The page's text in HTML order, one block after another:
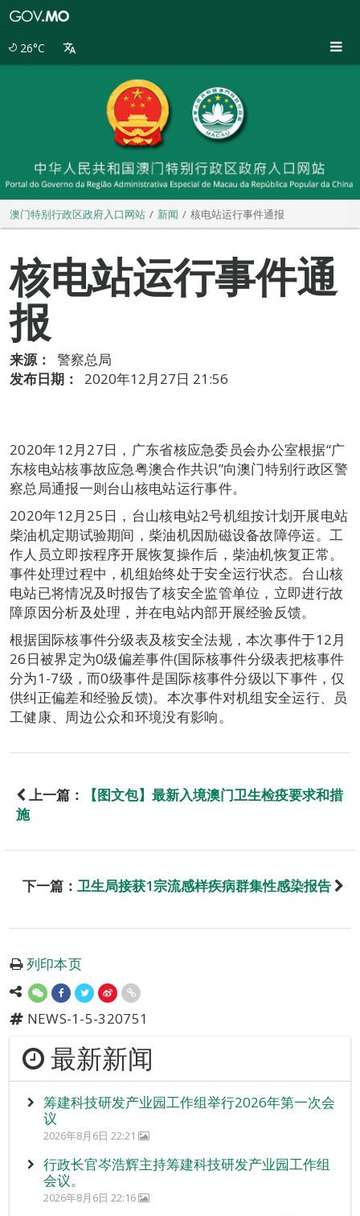
26°C
澳门特别行政区政府入口网站 新闻 核电站运行事件通报
核电站运行事件通
报
来源：
警察总局
发布日期：
2020年12月27日 21:56
2020年12月27日，广东省核应急委员会办公室根据“广
东核电站核事故应急粤澳合作共识”向澳门特别行政区警
察总局通报一则台山核电站运行事件。
2020年12月25日，台山核电站2号机组按计划开展电站
柴油机定期试验期间，柴油机因励磁设备故障停运。工
作人员立即按程序开展恢复操作后，柴油机恢复正常。
事件处理过程中，机组始终处于安全运行状态。台山核
电站已将情况及时报告了核安全监管单位，立即进行故
障原因分析及处理，并在电站内部开展经验反馈。
根据国际核事件分级表及核安全法规，本次事件于12月
26日被界定为0级偏差事件(国际核事件分级表把核事件
分为1-7级，而0级事件是国际核事件分级以下事件，仅
供纠正偏差和经验反馈)。本次事件对机组安全运行、员
工健康、周边公众和环境没有影响。
上一篇：
【图文包】最新入境澳门卫生检疫要求和措
施
下一篇： 卫生局接获1宗流感样疾病群集性感染报告
列印本页
NEWS-1-5-320751
最新新闻
筹建科技研发产业园工作组举行2026年第一次会
议
2026年8月6日 22:21
行政长官岑浩辉主持筹建科技研发产业园工作组
会议。
2026年8月6日 22:16